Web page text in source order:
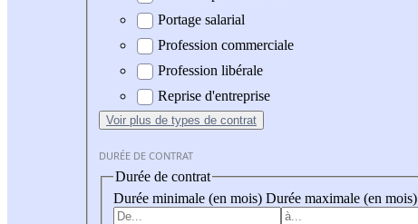
Portage salarial
Profession commerciale
Profession libérale
Reprise d'entreprise
Voir plus de types de contrat
DURÉE DE CONTRAT
Durée de contrat
Durée minimale (en mois) Durée maximale (en mois)